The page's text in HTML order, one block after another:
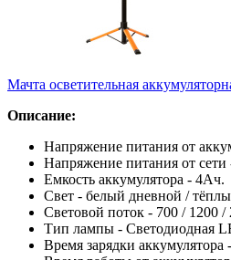
Мачта осветительная
Описание:
Напряжение питания от
Напряжение питания от сети
Емкость аккумулятора - 4Ач.
Свет - белый дневной /
Световой поток - 700 / 1200
Тип лампы - Светодиодная
Время зарядки аккумулятора